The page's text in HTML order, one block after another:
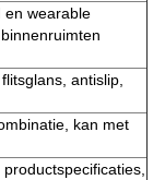
en wearable
antislip,
kan met